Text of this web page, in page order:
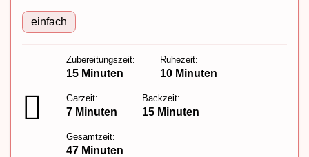
einfach
Zubereitungszeit:
15 Minuten
Ruhezeit:
10 Minuten
Garzeit:
7 Minuten
Backzeit:
15 Minuten
Gesamtzeit:
47 Minuten